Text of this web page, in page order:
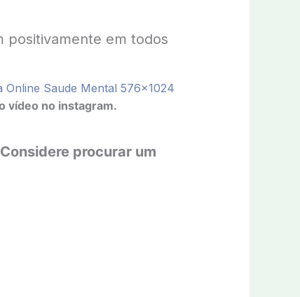
positivamente em todos
vídeo no instagram.
Considere procurar um